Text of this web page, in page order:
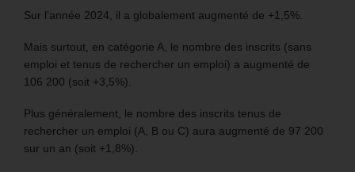
Sur l’année 2024, il a globalement augmenté de +1,5%.
Mais surtout, en catégorie A, le nombre des inscrits (sans
emploi et tenus de rechercher un emploi) a augmenté de
106 200 (soit +3,5%).
Plus généralement, le nombre des inscrits tenus de
rechercher un emploi (A, B ou C) aura augmenté de 97 200
sur un an (soit +1,8%).